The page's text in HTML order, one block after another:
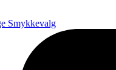
Smykkevalg